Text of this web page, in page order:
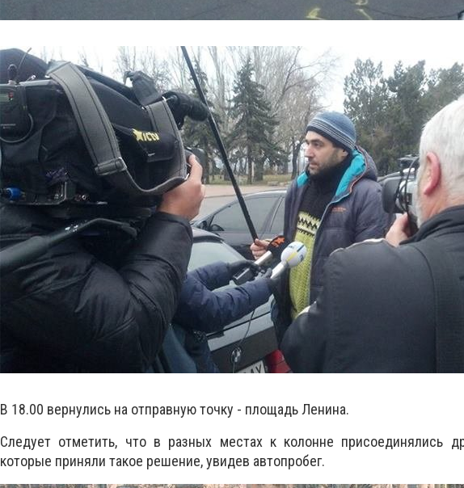
В 18.00 вернулись на отправную точку - площадь Ленина.
Следует отметить, что в разных местах к колонне присоединялись
которые приняли такое решение, увидев автопробег.